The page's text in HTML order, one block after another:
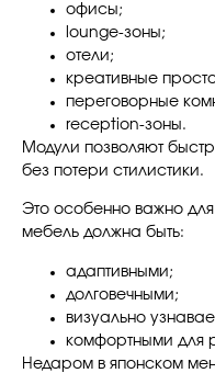
офисы;
lounge-зоны;
отели;
креативные
переговорные
reception-зоны.
Модули позволяют
без потери стилистики.
Это особенно важно
мебель должна быть:
адаптивными;
долговечными;
визуально
комфортными для
Недаром в японском